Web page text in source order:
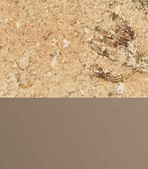
L’innovation, la vision et le
croiser pour imaginer de
locales, plus durables. Parmi
développée parJulien
nouveau matériaux imaginé à
naturelles renouvelables, à la
recyclableetproduit
à coques.